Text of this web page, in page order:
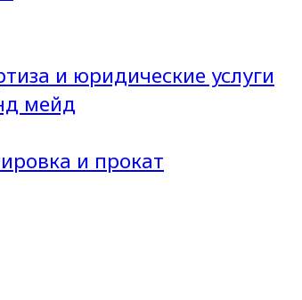
и юридические услуги
мейд
и прокат